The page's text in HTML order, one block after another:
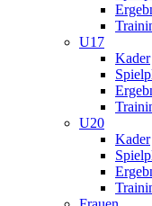
U17
Kader
U20
Kader